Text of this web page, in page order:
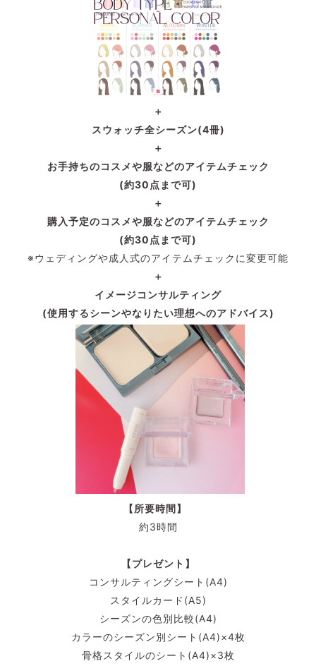
＋
スウォッチ全シーズン(4冊)
＋
お手持ちのコスメや服などのアイテムチェック
(約30点まで可)
＋
購入予定のコスメや服などのアイテムチェック
(約30点まで可)
※ウェディングや成人式のアイテムチェックに変更可能
＋
イメージコンサルティング
(使用するシーンやなりたい理想へのアドバイス)
【所要時間】
約3時間
【プレゼント】
コンサルティングシート(A4)
スタイルカード(A5)
シーズンの色別比較(A4)
カラーのシーズン別シート(A4)×4枚
骨格スタイルのシート(A4)×3枚